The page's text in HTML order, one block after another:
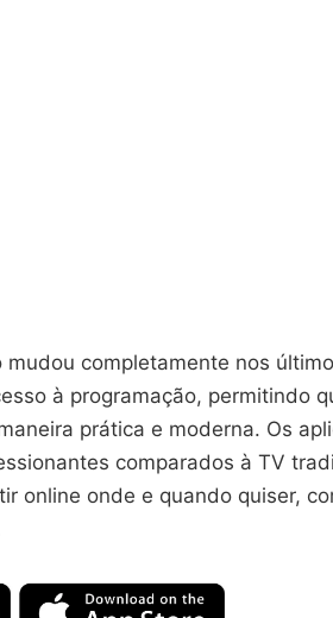
completamente nos
à programação, permitindo
prática e moderna. Os
comparados à TV
online onde e quando quiser,